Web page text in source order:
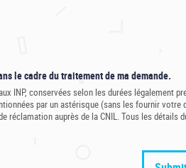
le cadre du traitement de ma demande.
INP, conservées selon les durées légalement
par un astérisque (sans les fournir
réclamation auprès de la CNIL. Tous les